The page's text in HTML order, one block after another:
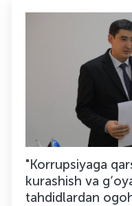
"Korrupsiyaga
kurashish va
tahdidlardan